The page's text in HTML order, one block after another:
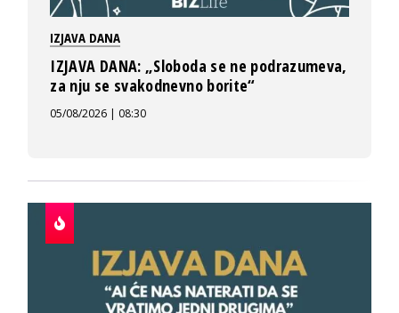
IZJAVA DANA
IZJAVA DANA: „Sloboda se ne podrazumeva,
za nju se svakodnevno borite“
05/08/2026 | 08:30